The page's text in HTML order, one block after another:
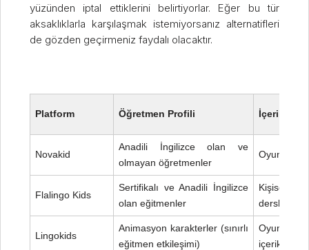
yüzünden iptal ettiklerini belirtiyorlar. Eğer bu tür
aksaklıklarla karşılaşmak istemiyorsanız alternatifleri
de gözden geçirmeniz faydalı olacaktır.
Platform Öğretmen Profili İçerik Türü
Novakid
Anadili İngilizce olan ve
olmayan öğretmenler
Flalingo Kids
Sertifikalı ve Anadili İngilizce
olan eğitmenler
dersler
Lingokids
Animasyon karakterler (sınırlı
eğitmen etkileşimi)
Oyun ve
içerikler